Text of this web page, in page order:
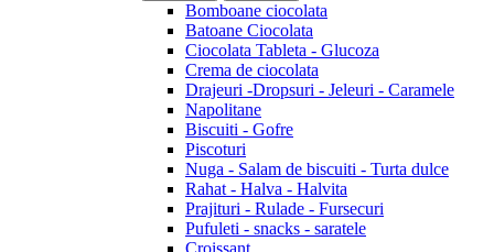
Bomboane ciocolata
Batoane Ciocolata
Ciocolata Tableta - Glucoza
Crema de ciocolata
Drajeuri -Dropsuri - Jeleuri - Caramele
Napolitane
Biscuiti - Gofre
Piscoturi
Nuga - Salam de biscuiti - Turta dulce
Rahat - Halva - Halvita
Prajituri - Rulade - Fursecuri
Pufuleti - snacks - saratele